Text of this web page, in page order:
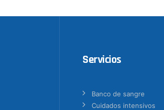
Servicios
Banco de sangre
Cuidados intensivos